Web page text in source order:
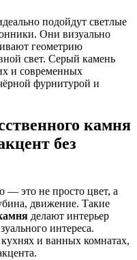
подойдут светлые
Они визуально
геометрию
свет. Серый камень
и современных
фурнитурой и
камня
без
— это не просто цвет, а
движение. Такие
делают интерьер
интереса.
и ванных комнатах,